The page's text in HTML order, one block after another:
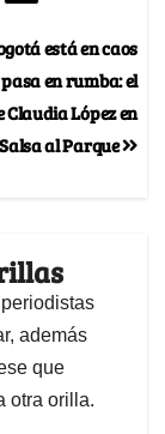
está en caos
en rumba: el
Claudia López en
Salsa al Parque
además
que
otra orilla.